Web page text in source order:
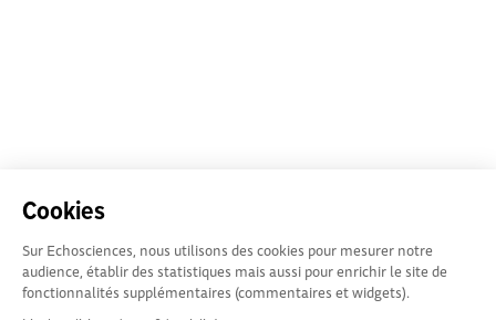
Cookies
Sur Echosciences, nous utilisons des cookies pour mesurer notre
audience, établir des statistiques mais aussi pour enrichir le site de
fonctionnalités supplémentaires (commentaires et widgets).